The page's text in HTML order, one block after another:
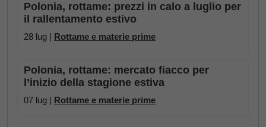
Polonia, rottame: prezzi in calo a luglio per
il rallentamento estivo
28 lug | Rottame e materie prime
Polonia, rottame: mercato fiacco per
l’inizio della stagione estiva
07 lug | Rottame e materie prime